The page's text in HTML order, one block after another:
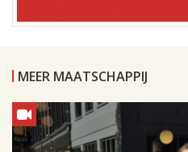
MEER MAATSCHAPPIJ